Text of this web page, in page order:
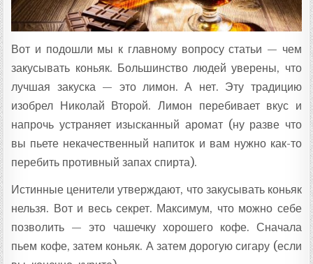
Вот и подошли мы к главному вопросу статьи — чем
закусывать коньяк. Большинство людей уверены, что
лучшая закуска — это лимон. А нет. Эту традицию
изобрел Николай Второй. Лимон перебивает вкус и
напрочь устраняет изысканный аромат (ну разве что
вы пьете некачественный напиток и вам нужно как-то
перебить противный запах спирта).
Истинные ценители утверждают, что закусывать коньяк
нельзя. Вот и весь секрет. Максимум, что можно себе
позволить — это чашечку хорошего кофе. Сначала
пьем кофе, затем коньяк. А затем дорогую сигару (если